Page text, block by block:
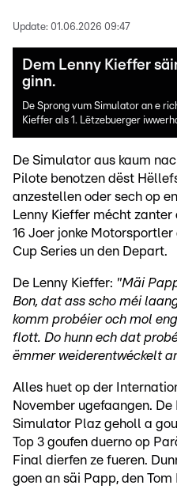
Update: 01.06.2026 09:47
Dem Lenny Kieffer
ginn.
De Sprong vum Simulator an e
Kieffer als 1. Lëtzebuerger
De Simulator aus kaum
Pilote benotzen dëst
anzestellen oder sech op
Lenny Kieffer mécht
16 Joer jonke
Cup Series un den Depart.
De Lenny Kieffer: "Mäi
Bon, dat ass scho méi
komm probéier och mol
flott. Do hunn ech dat
ëmmer weiderentwéckelt
Alles huet op der
November ugefaangen.
Simulator Plaz geholl a
Top 3 goufen duerno op
Final dierfen ze fueren.
goen an säi Papp, den